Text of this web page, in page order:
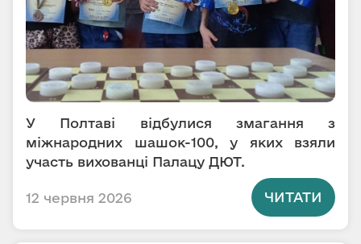
У Полтаві відбулися змагання з
міжнародних шашок-100, у яких взяли
участь вихованці Палацу ДЮТ.
12 червня 2026 ЧИТАТИ